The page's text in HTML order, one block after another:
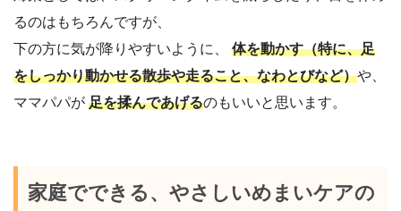
るのはもちろんですが、
下の方に気が降りやすいように、
体を動かす（特に、足
をしっかり動かせる散歩や走ること、なわとびなど）や、
ママパパが 足を揉んであげるのもいいと思います。
家庭でできる、やさしいめまいケアの